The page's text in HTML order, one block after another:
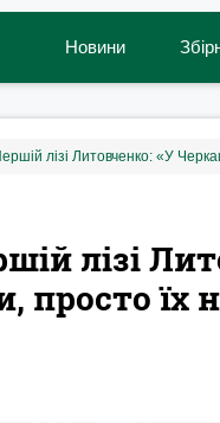
Новини
лізі Литовченко: «У
лізі
просто їх